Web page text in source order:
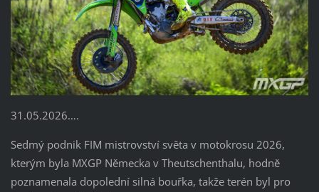
31.05.2026….
Sedmý podnik FIM mistrovství světa v motokrosu 2026,
kterým byla MXGP Německa v Theutschenthalu, hodně
poznamenala dopolední silná bouřka, takže terén byl pro